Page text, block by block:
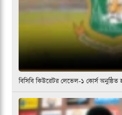
বিসিবি কিউরেটর লেভেল-১ কোর্স অনুষ্ঠিত